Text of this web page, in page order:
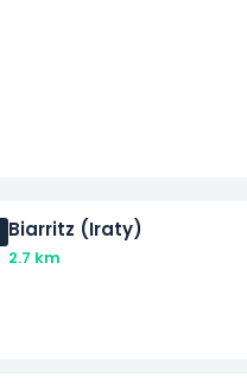
Biarritz (Iraty)
2.7 km